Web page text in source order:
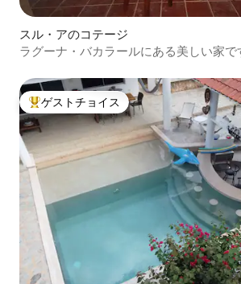
スル・アのコテージ
ラグーナ・バカラールにある美しい家で
大好評のゲストチョイスです。
ゲストチョイス